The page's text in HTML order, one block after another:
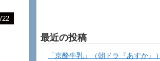
22
最近の投稿
「京酪牛乳」（朝ドラ『あすか』）